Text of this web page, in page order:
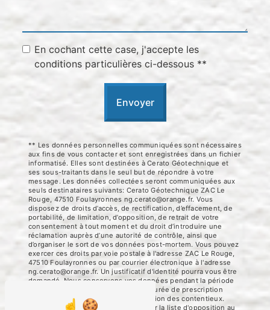
En cochant cette case, j'accepte les
conditions particulières ci-dessous **
Envoyer
** Les données personnelles communiquées sont nécessaires
aux fins de vous contacter et sont enregistrées dans un fichier
informatisé. Elles sont destinées à Cerato Géotechnique et
ses sous-traitants dans le seul but de répondre à votre
message. Les données collectées seront communiquées aux
seuls destinataires suivants: Cerato Géotechnique ZAC Le
Rouge, 47510 Foulayronnes ng.cerato@orange.fr. Vous
disposez de droits d’accès, de rectification, d’effacement, de
portabilité, de limitation, d’opposition, de retrait de votre
consentement à tout moment et du droit d’introduire une
réclamation auprès d’une autorité de contrôle, ainsi que
d’organiser le sort de vos données post-mortem. Vous pouvez
exercer ces droits par voie postale à l'adresse ZAC Le Rouge,
47510 Foulayronnes ou par courrier électronique à l'adresse
ng.cerato@orange.fr. Un justificatif d'identité pourra vous être
demandé. Nous conservons vos données pendant la période
de prise de contact puis pendant la durée de prescription
légale aux fins probatoires et de gestion des contentieux.
Vous avez le droit de vous inscrire sur la liste d'opposition au